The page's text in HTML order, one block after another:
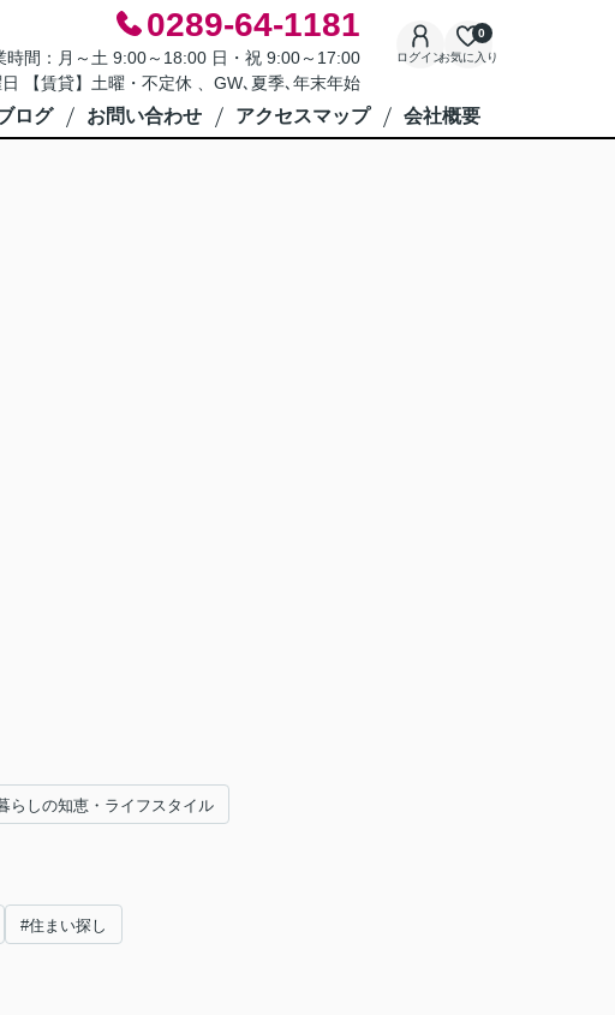
0289-64-1181
時間：月～土 9:00～18:00 日・祝 9:00～17:00
【賃貸】土曜・不定休 、GW､夏季､年末年始
ログインお気に入り
0
ログ お問い合わせ アクセスマップ 会社概要
らしの知恵・ライフスタイル
#住まい探し